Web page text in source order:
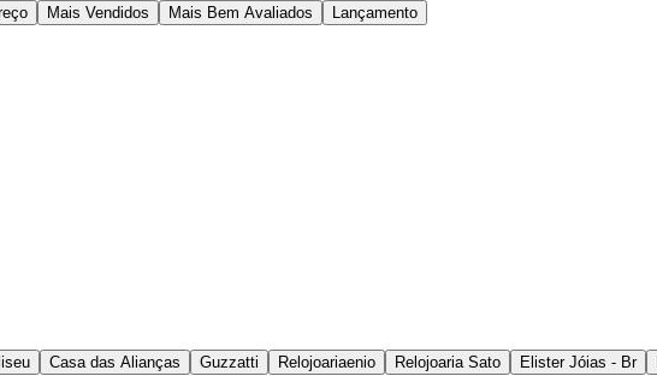
Mais Vendidos Mais Bem Avaliados Lançamento
Casa das Alianças Guzzatti Relojoariaenio Relojoaria Sato Elister Jóias - Br